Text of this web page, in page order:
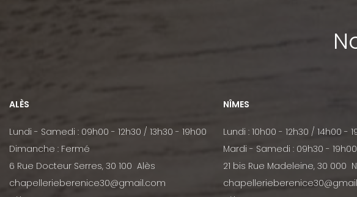
ALÈS
Lundi - Samedi : 09h00 - 12h30 / 13h30 - 19h00
Dimanche : Fermé
6 Rue Docteur Serres, 30 100 Alès
chapellerieberenice30@gmail.com
NÎMES
Lundi : 10h00 - 12h30 / 14h00 -
Mardi - Samedi : 09h30 - 19h00
21 bis Rue Madeleine, 30 000